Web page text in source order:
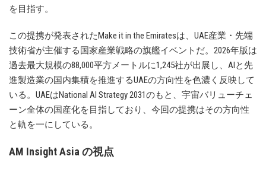
を目指す。
この提携が発表されたMake it in the Emiratesは、UAE産業・先端
技術省が主催する国家産業戦略の旗艦イベントだ。2026年版は
過去最大規模の88,000平方メートルに1,245社が出展し、AIと先
進製造業の国内集積を推進するUAEの方向性を色濃く反映して
いる。UAEはNational AI Strategy 2031のもと、宇宙バリューチェ
ーン全体の国産化を目指しており、今回の提携はその方向性
と軌を一にしている。
AM Insight Asia の視点